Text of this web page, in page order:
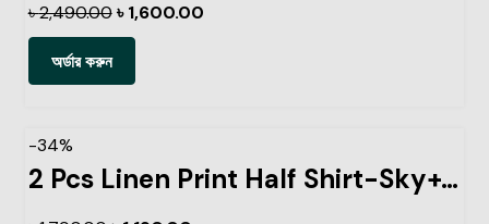
৳2,490.00 ৳1,600.00
অর্ডার করুন
-34%
2 Pcs Linen Print Half Shirt-Sky+Ash